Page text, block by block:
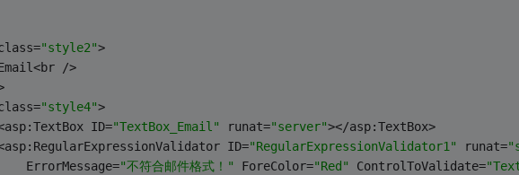
"style2">
/>
"style4">
ID=
"TextBox_Email" runat="server"></asp:TextBox>
ID=
"RegularExpressionValidator1" runat=
ErrorMessage=
"不符合邮件格式！" ForeColor="Red" ControlToValidate=